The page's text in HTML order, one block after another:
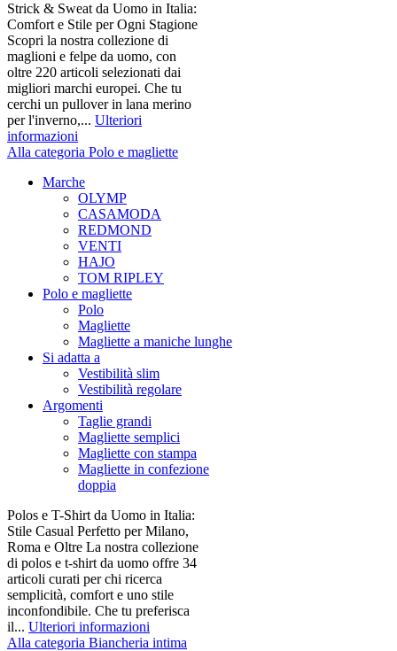
Strick & Sweat da Uomo in Italia:
Comfort e Stile per Ogni Stagione
Scopri la nostra collezione di
maglioni e felpe da uomo, con
oltre 220 articoli selezionati dai
migliori marchi europei. Che tu
cerchi un pullover in lana merino
per l'inverno,... Ulteriori
informazioni
Alla categoria Polo e magliette
Marche
OLYMP
CASAMODA
REDMOND
VENTI
HAJO
TOM RIPLEY
Polo e magliette
Polo
Magliette
Magliette a maniche lunghe
Si adatta a
Vestibilità slim
Vestibilità regolare
Argomenti
Taglie grandi
Magliette semplici
Magliette con stampa
Magliette in confezione
doppia
Polos e T-Shirt da Uomo in Italia:
Stile Casual Perfetto per Milano,
Roma e Oltre La nostra collezione
di polos e t-shirt da uomo offre 34
articoli curati per chi ricerca
semplicità, comfort e uno stile
inconfondibile. Che tu preferisca
il... Ulteriori informazioni
Alla categoria Biancheria intima